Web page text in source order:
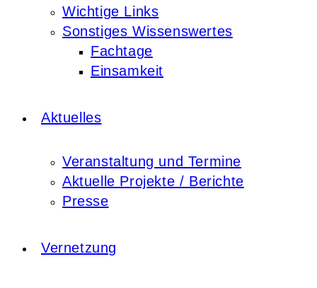
Wichtige Links
Sonstiges Wissenswertes
Fachtage
Einsamkeit
Aktuelles
Veranstaltung und Termine
Aktuelle Projekte / Berichte
Presse
Vernetzung